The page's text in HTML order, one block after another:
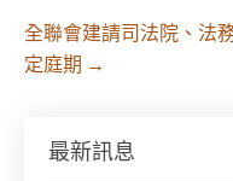
全聯會建請司法院、法
定庭期 →
最新訊息
【課程報名】全律會